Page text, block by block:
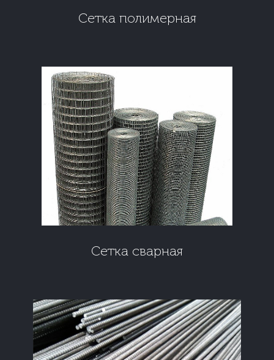
Сетка полимерная
Сетка сварная